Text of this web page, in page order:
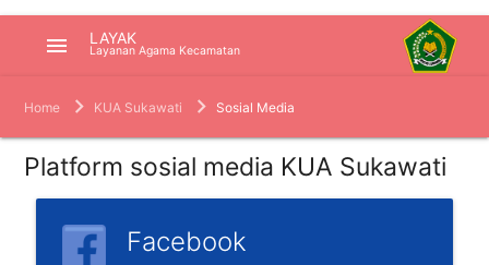
menu LAYAK
Layanan Agama Kecamatan
Home KUA Sukawati Sosial Media
Platform sosial media KUA Sukawati
Facebook